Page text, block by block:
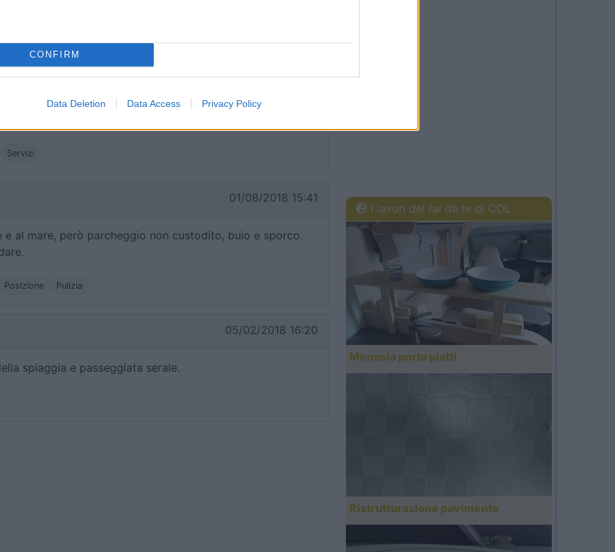
CONFIRM
Data Deletion Data Access Privacy Policy
a circa 10-12. Comoda per le spiagge, con doccia e
Servizi
01/08/2018 15:41
e al mare, però parcheggio non custodito, buio e sporco.
Posizione Pulizia
05/02/2018 16:20
spiaggia e passeggiata serale.
I lavori del fai da te di COL
Mensola porta piatti
Ristrutturazione pavimento